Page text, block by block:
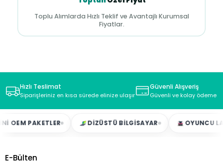
Toplu Alımlarda Hızlı Teklif ve Avantajlı Kurumsal
Fiyatlar.
Hızlı Teslimat
Siparişleriniz en kısa sürede elinize ulaşır
Güvenli Alışveriş
Güvenli ve kolay ödeme
PAKETLER DIZÜSTÜ BILGISAYAR OYUNCU
E-Bülten